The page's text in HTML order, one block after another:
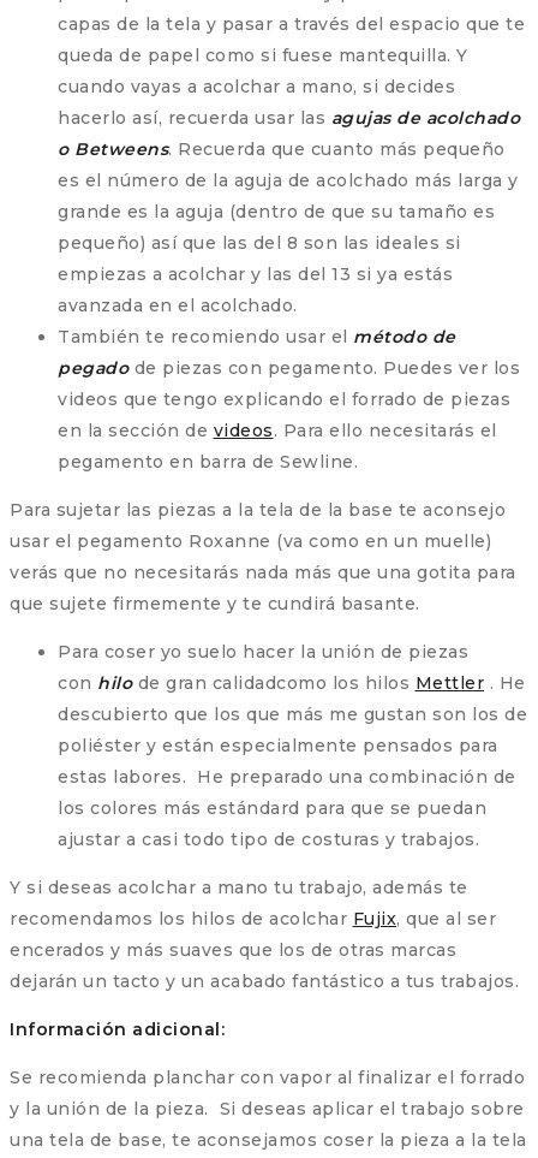
capas de la tela y pasar a través del espacio que te
queda de papel como si fuese mantequilla. Y
cuando vayas a acolchar a mano, si decides
hacerlo así, recuerda usar las agujas de acolchado
o Betweens. Recuerda que cuanto más pequeño
es el número de la aguja de acolchado más larga y
grande es la aguja (dentro de que su tamaño es
pequeño) así que las del 8 son las ideales si
empiezas a acolchar y las del 13 si ya estás
avanzada en el acolchado.
También te recomiendo usar el método de
pegadode piezas con pegamento. Puedes ver los
videos que tengo explicando el forrado de piezas
en la sección de videos. Para ello necesitarás el
pegamento en barra de Sewline.
Para sujetar las piezas a la tela de la base te aconsejo
usar el pegamento Roxanne (va como en un muelle)
verás que no necesitarás nada más que una gotita para
que sujete firmemente y te cundirá basante.
Para coser yo suelo hacer la unión de piezas
con hilo de gran calidadcomo los hilos Mettler . He
descubierto que los que más me gustan son los de
poliéster y están especialmente pensados para
estas labores. He preparado una combinación de
los colores más estándard para que se puedan
ajustar a casi todo tipo de costuras y trabajos.
Y si deseas acolchar a mano tu trabajo, además te
recomendamos los hilos de acolchar Fujix, que al ser
encerados y más suaves que los de otras marcas
dejarán un tacto y un acabado fantástico a tus trabajos.
Información adicional:
Se recomienda planchar con vapor al finalizar el forrado
y la unión de la pieza. Si deseas aplicar el trabajo sobre
una tela de base, te aconsejamos coser la pieza a la tela